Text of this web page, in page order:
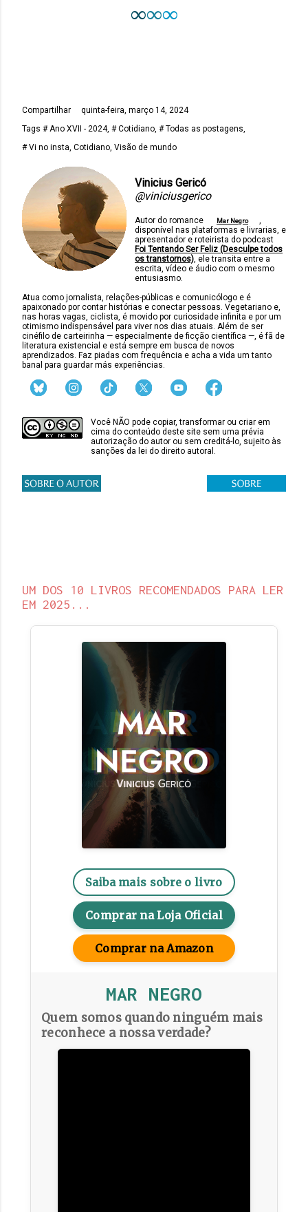
∞∞∞
Compartilhar
quinta-feira, março 14, 2024
Tags # Ano XVII - 2024 # Cotidiano # Todas as postagens
# Vi no insta Cotidiano Visão de mundo
Vinicius Gericó
@viniciusgerico
Autor do romance Mar Negro
,
disponível nas plataformas e livrarias, e
apresentador e roteirista do podcast
Foi Tentando Ser Feliz (Desculpe todos
os transtornos), ele transita entre a
escrita, vídeo e áudio com o mesmo
entusiasmo.
Atua como jornalista, relações-públicas e comunicólogo e é
apaixonado por contar histórias e conectar pessoas. Vegetariano e,
nas horas vagas, ciclista, é movido por curiosidade infinita e por um
otimismo indispensável para viver nos dias atuais. Além de ser
cinéfilo de carteirinha — especialmente de ficção científica —, é fã de
literatura existencial e está sempre em busca de novos
aprendizados. Faz piadas com frequência e acha a vida um tanto
banal para guardar más experiências.
Você NÃO pode copiar, transformar ou criar em
cima do conteúdo deste site sem uma prévia
autorização do autor ou sem creditá-lo, sujeito às
sanções da lei do direito autoral.
UM DOS 10 LIVROS RECOMENDADOS PARA LER
EM 2025...
Saiba mais sobre o livro
Comprar na Loja Oficial
Comprar na Amazon
MAR NEGRO
Quem somos quando ninguém mais
reconhece a nossa verdade?